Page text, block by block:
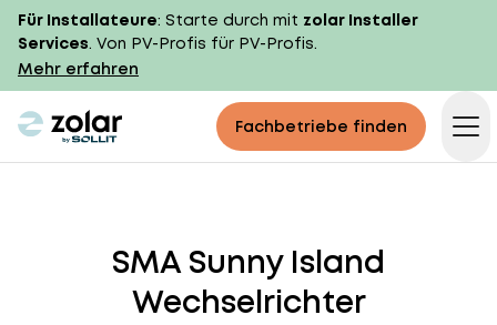
Für Installateure: Starte durch mit zolar Installer
Services. Von PV-Profis für PV-Profis.
Mehr erfahren
zolar logo Fachbetriebe finden
SMA Sunny Island
Wechselrichter